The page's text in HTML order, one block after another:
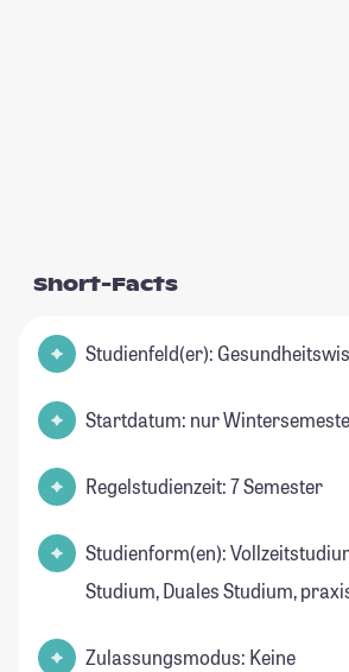
Short-Facts
Studienfeld(er):
Startdatum: nur
Regelstudienzeit: 7 Semester
Studienform(en):
Studium, Duales Studium,
Zulassungsmodus: Keine